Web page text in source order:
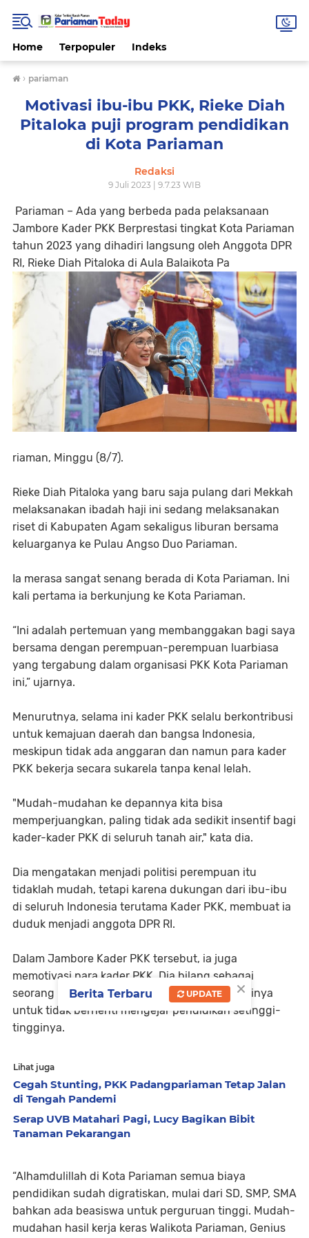
Home Terpopuler Indeks
› pariaman
Motivasi ibu-ibu PKK, Rieke Diah
Pitaloka puji program pendidikan
di Kota Pariaman
Redaksi
9 Juli 2023 | 9.7.23 WIB
Pariaman – Ada yang berbeda pada pelaksanaan
Jambore Kader PKK Berprestasi tingkat Kota Pariaman
tahun 2023 yang dihadiri langsung oleh Anggota DPR
RI, Rieke Diah Pitaloka di Aula Balaikota Pa
riaman, Minggu (8/7).
Rieke Diah Pitaloka yang baru saja pulang dari Mekkah
melaksanakan ibadah haji ini sedang melaksanakan
riset di Kabupaten Agam sekaligus liburan bersama
keluarganya ke Pulau Angso Duo Pariaman.
Ia merasa sangat senang berada di Kota Pariaman. Ini
kali pertama ia berkunjung ke Kota Pariaman.
“Ini adalah pertemuan yang membanggakan bagi saya
bersama dengan perempuan-perempuan luarbiasa
yang tergabung dalam organisasi PKK Kota Pariaman
ini,” ujarnya.
Menurutnya, selama ini kader PKK selalu berkontribusi
untuk kemajuan daerah dan bangsa Indonesia,
meskipun tidak ada anggaran dan namun para kader
PKK bekerja secara sukarela tanpa kenal lelah.
"Mudah-mudahan ke depannya kita bisa
memperjuangkan, paling tidak ada sedikit insentif bagi
kader-kader PKK di seluruh tanah air," kata dia.
Dia mengatakan menjadi politisi perempuan itu
tidaklah mudah, tetapi karena dukungan dari ibu-ibu
di seluruh Indonesia terutama Kader PKK, membuat ia
duduk menjadi anggota DPR RI.
Dalam Jambore Kader PKK tersebut, ia juga
memotivasi para kader PKK. Dia bilang sebagai
seorang ibu harus bisa memotivasi putra-putrinya
untuk tidak berhenti mengejar pendidikan setinggi-
tingginya.
Lihat juga
Cegah Stunting, PKK Padangpariaman Tetap Jalan
di Tengah Pandemi
Serap UVB Matahari Pagi, Lucy Bagikan Bibit
Tanaman Pekarangan
“Alhamdulillah di Kota Pariaman semua biaya
pendidikan sudah digratiskan, mulai dari SD, SMP, SMA
bahkan ada beasiswa untuk perguruan tinggi. Mudah-
mudahan hasil kerja keras Walikota Pariaman, Genius
×
Berita Terbaru UPDATE